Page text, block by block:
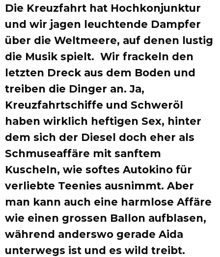
Die Kreuzfahrt hat Hochkonjunktur
und wir jagen leuchtende Dampfer
über die Weltmeere, auf denen lustig
die Musik spielt. Wir frackeln den
letzten Dreck aus dem Boden und
treiben die Dinger an. Ja,
Kreuzfahrtschiffe und Schweröl
haben wirklich heftigen Sex, hinter
dem sich der Diesel doch eher als
Schmuseaffäre mit sanftem
Kuscheln, wie softes Autokino für
verliebte Teenies ausnimmt. Aber
man kann auch eine harmlose Affäre
wie einen grossen Ballon aufblasen,
während anderswo gerade Aida
unterwegs ist und es wild treibt.